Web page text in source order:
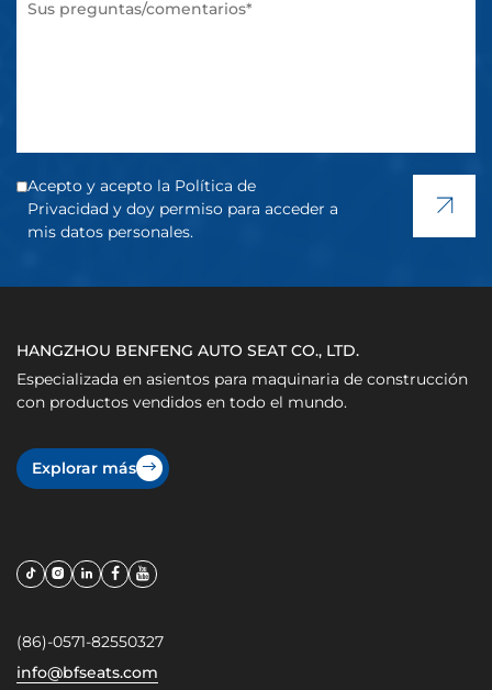
Acepto y acepto la Política de
Privacidad y doy permiso para acceder a
mis datos personales.
HANGZHOU BENFENG AUTO SEAT CO., LTD.
Especializada en asientos para maquinaria de construcción
con productos vendidos en todo el mundo.
Explorar más
(86)-0571-82550327
info@bfseats.com